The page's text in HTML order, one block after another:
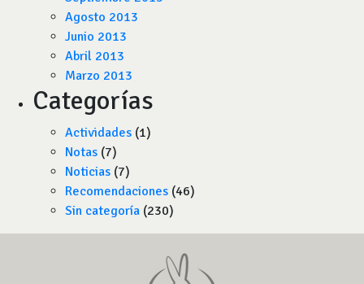
Agosto 2013
Junio 2013
Abril 2013
Marzo 2013
Categorías
Actividades (1)
Notas (7)
Noticias (7)
Recomendaciones (46)
Sin categoría (230)